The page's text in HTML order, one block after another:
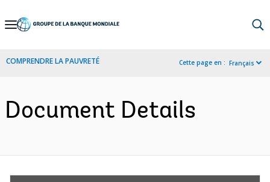
Skip
Navigation
COMPRENDRE LA PAUVRETÉ Cette page en : Français
Document Details